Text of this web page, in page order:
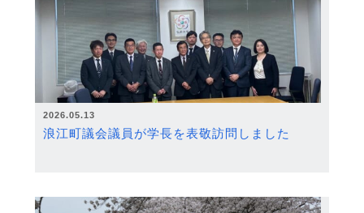
2026.05.13
浪江町議会議員が学長を表敬訪問しました